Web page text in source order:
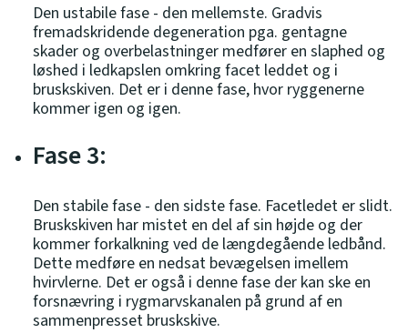
Den ustabile fase - den mellemste. Gradvis
fremadskridende degeneration pga. gentagne
skader og overbelastninger medfører en slaphed og
løshed i ledkapslen omkring facet leddet og i
bruskskiven. Det er i denne fase, hvor ryggenerne
kommer igen og igen.
Fase 3:
Den stabile fase - den sidste fase. Facetledet er slidt.
Bruskskiven har mistet en del af sin højde og der
kommer forkalkning ved de længdegående ledbånd.
Dette medføre en nedsat bevægelsen imellem
hvirvlerne. Det er også i denne fase der kan ske en
forsnævring i rygmarvskanalen på grund af en
sammenpresset bruskskive.